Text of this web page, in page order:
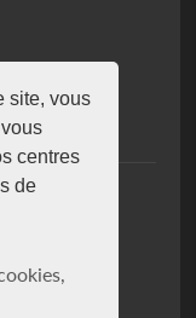
site, vous
centres
de